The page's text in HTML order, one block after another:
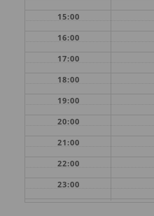
15:00
16:00
17:00
18:00
19:00
20:00
21:00
22:00
23:00